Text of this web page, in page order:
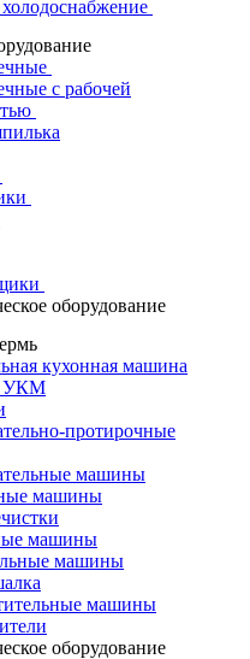
с рабочей
оборудование
кухонная машина
УКМ
протирочные
машины
машины
машины
машины
машины
оборудование